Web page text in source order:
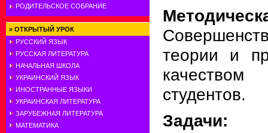
РОДИТЕЛЬСКОЕ СОБРАНИЕ
» ОТКРЫТЫЙ УРОК
РУССКИЙ ЯЗЫК
РУССКАЯ ЛИТЕРАТУРА
НАЧАЛЬНАЯ ШКОЛА
УКРАИНСКИЙ ЯЗЫК
ИНОСТРАННЫЕ ЯЗЫКИ
УКРАИНСКАЯ ЛИТЕРАТУРА
ЗАРУБЕЖНАЯ ЛИТЕРАТУРА
МАТЕМАТИКА
теории и
студентов.
Задачи: